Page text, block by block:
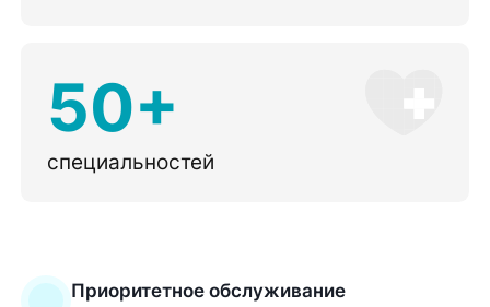
50+
специальностей
Приоритетное обслуживание